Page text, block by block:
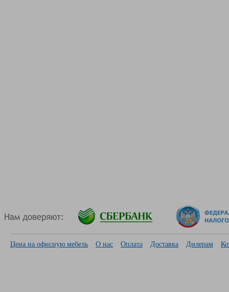
Цена на офисную мебель О нас Оплата Доставка Дилерам